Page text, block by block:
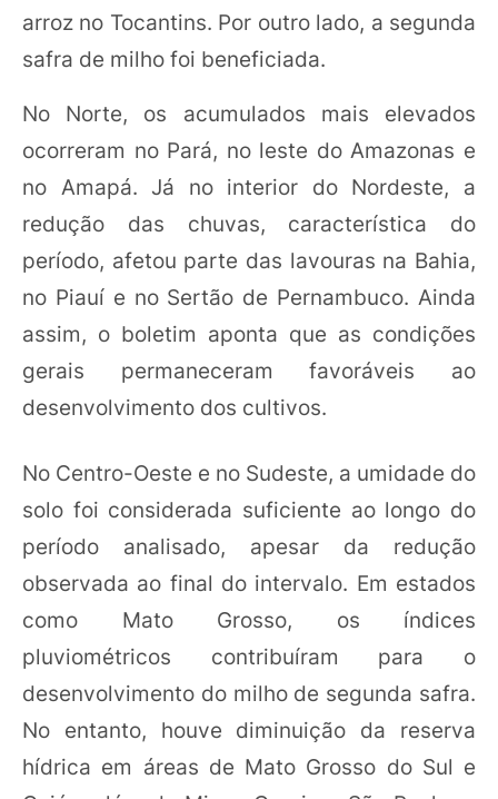
arroz no Tocantins. Por outro lado, a segunda
safra de milho foi beneficiada.
No Norte, os acumulados mais elevados
ocorreram no Pará, no leste do Amazonas e
no Amapá. Já no interior do Nordeste, a
redução das chuvas, característica do
período, afetou parte das lavouras na Bahia,
no Piauí e no Sertão de Pernambuco. Ainda
assim, o boletim aponta que as condições
gerais permaneceram favoráveis ao
desenvolvimento dos cultivos.
No Centro-Oeste e no Sudeste, a umidade do
solo foi considerada suficiente ao longo do
período analisado, apesar da redução
observada ao final do intervalo. Em estados
como Mato Grosso, os índices
pluviométricos contribuíram para o
desenvolvimento do milho de segunda safra.
No entanto, houve diminuição da reserva
hídrica em áreas de Mato Grosso do Sul e